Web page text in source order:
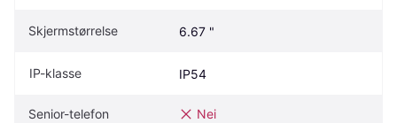
Skjermstørrelse 6.67 "
IP-klasse IP54
Senior-telefon Nei